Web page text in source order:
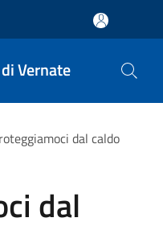
Vernate
dal caldo
dal